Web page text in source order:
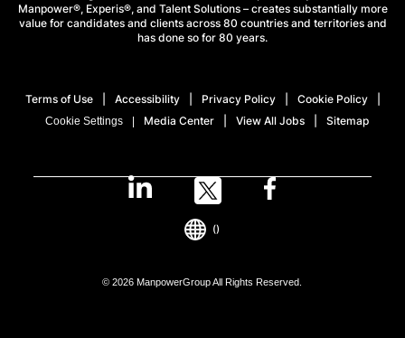
Manpower®, Experis®, and Talent Solutions – creates substantially more
value for candidates and clients across 80 countries and territories and
has done so for 80 years.
Terms of Use Accessibility Privacy Policy Cookie Policy
Cookie Settings Media Center View All Jobs Sitemap
© 2026 ManpowerGroup All Rights Reserved.
()